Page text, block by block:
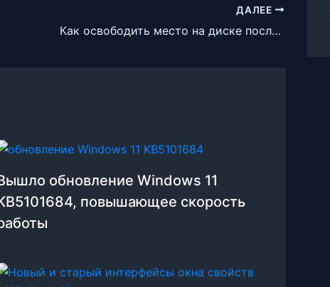
ДАЛЕЕ
Как освободить место на диске после обновления Windows
обновление Windows 11
повышающее скорость